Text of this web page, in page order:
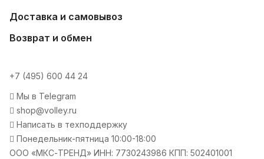
Доставка и самовывоз
Возврат и обмен
+7 (495) 600 44 24
Мы в Telegram
shop@volley.ru
Написать в техподдержку
Понедельник-пятница 10:00-18:00
ООО «МКС-ТРЕНД» ИНН: 7730243986 КПП: 502401001